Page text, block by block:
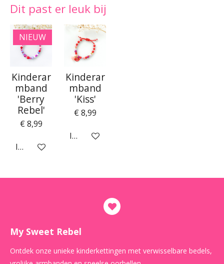
Dit past er leuk bij
NIEUW
Kinderar
mband
'Berry
Rebel'
€ 8,99
In winkelwagen
Kinderar
mband
'Kiss'
€ 8,99
In winkelwagen
My Sweet Rebel
Ontdek onze unieke kinderkettingen met verwisselbare bedels,